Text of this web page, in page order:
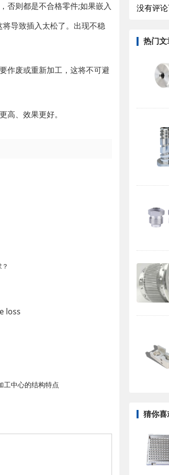
否则都是不合格零件;如果嵌入
导致插入太松了。出现不稳
作废或重新加工，这将不可避
、效果更好。
工中心的结构特点
没有评论
热门文
猜你喜